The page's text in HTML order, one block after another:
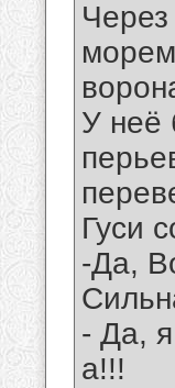
Через
У неё
Гуси
-Да,
- Да,
а!!!